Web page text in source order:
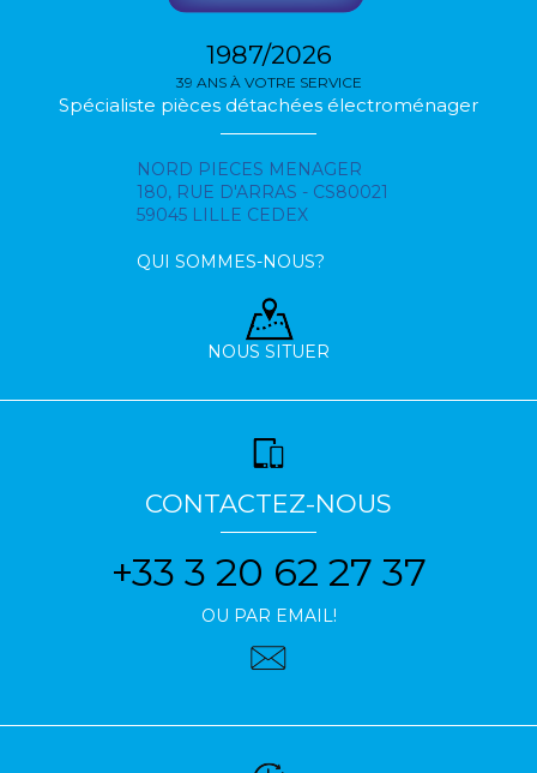
1987/2026
39 ANS À VOTRE SERVICE
Spécialiste pièces détachées électroménager
NORD PIECES MENAGER
180, RUE D'ARRAS - CS80021
59045 LILLE CEDEX
QUI SOMMES-NOUS?
NOUS SITUER
CONTACTEZ-NOUS
+33 3 20 62 27 37
OU PAR EMAIL!